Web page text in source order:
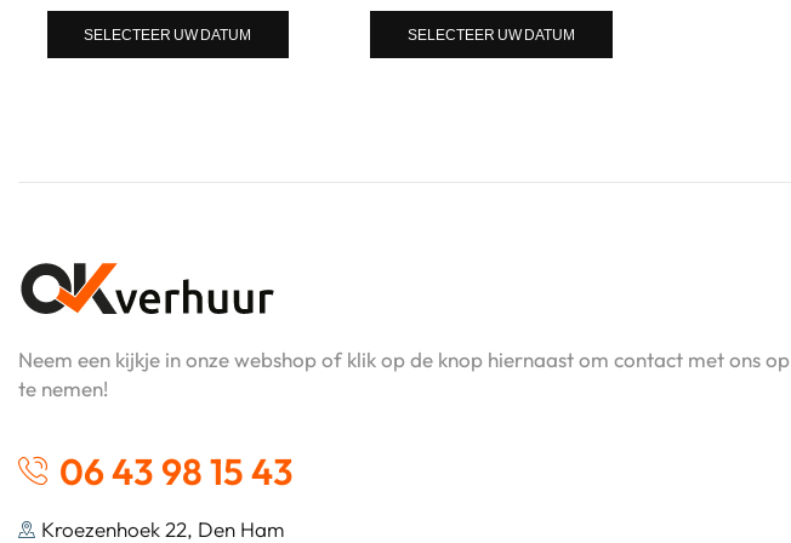
SELECTEER UW DATUM SELECTEER UW DATUM
Neem een kijkje in onze webshop of klik op de knop hiernaast om contact met ons op
te nemen!
06 43 98 15 43
Kroezenhoek 22, Den Ham